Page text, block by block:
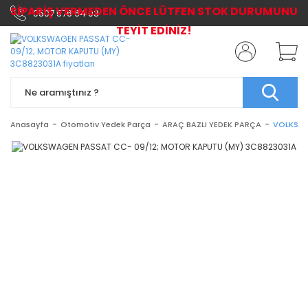
0507 576 64 03
Anasayfa Otomotiv Yedek Parça ARAÇ BAZLI YEDEK PARÇA
SİPARİŞ VERMEDEN ÖNCE LÜTFEN STOK DURUMUNU
TEYİT EDİNİZ!